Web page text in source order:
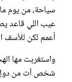
سياحة، من يوم
عيب اللي قاعد
أعمم لكن
واستغربت مها
شخص آت من دول